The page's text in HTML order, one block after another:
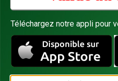
Téléchargez notre appli pour